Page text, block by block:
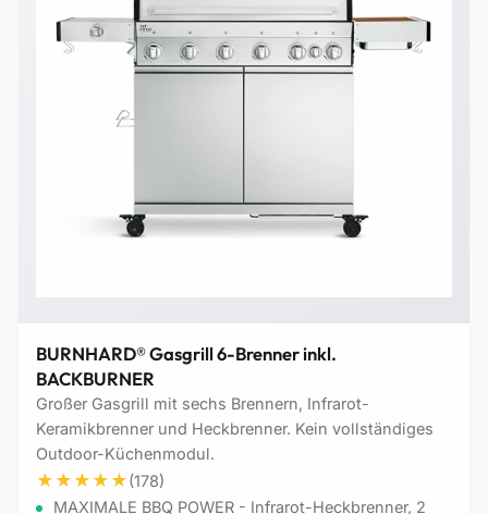
BURNHARD® Gasgrill 6-Brenner inkl.
BACKBURNER
Großer Gasgrill mit sechs Brennern, Infrarot-
Keramikbrenner und Heckbrenner. Kein vollständiges
Outdoor-Küchenmodul.
★ ★ ★ ★ ★(178)
MAXIMALE BBQ POWER - Infrarot-Heckbrenner, 2